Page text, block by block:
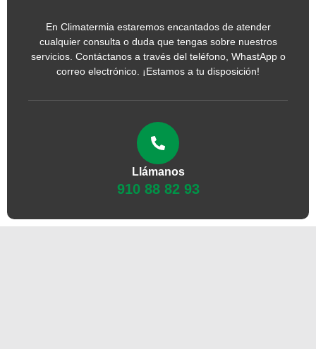
En Climatermia estaremos encantados de atender
cualquier consulta o duda que tengas sobre nuestros
servicios. Contáctanos a través del teléfono, WhastApp o
correo electrónico. ¡Estamos a tu disposición!
Llámanos
910 88 82 93